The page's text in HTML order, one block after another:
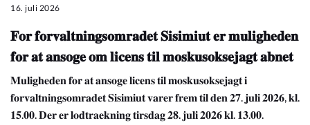
16. juli 2026
𝐅𝐨𝐫 𝐟𝐨𝐫𝐯𝐚𝐥𝐭𝐧𝐢𝐧𝐠𝐬𝐨𝐦𝐫𝐚𝐝𝐞𝐭 𝐒𝐢𝐬𝐢𝐦𝐢𝐮𝐭 𝐞𝐫 𝐦𝐮𝐥𝐢𝐠𝐡𝐞𝐝𝐞𝐧
𝐟𝐨𝐫 𝐚𝐭 𝐚𝐧𝐬𝐨𝐠𝐞 𝐨𝐦 𝐥𝐢𝐜𝐞𝐧𝐬 𝐭𝐢𝐥 𝐦𝐨𝐬𝐤𝐮𝐬𝐨𝐤𝐬𝐞𝐣𝐚𝐠𝐭 𝐚𝐛𝐧𝐞𝐭
𝐌𝐮𝐥𝐢𝐠𝐡𝐞𝐝𝐞𝐧 𝐟𝐨𝐫 𝐚𝐭 𝐚𝐧𝐬𝐨𝐠𝐞 𝐥𝐢𝐜𝐞𝐧𝐬 𝐭𝐢𝐥 𝐦𝐨𝐬𝐤𝐮𝐬𝐨𝐤𝐬𝐞𝐣𝐚𝐠𝐭 𝐢
𝐟𝐨𝐫𝐯𝐚𝐥𝐭𝐧𝐢𝐧𝐠𝐬𝐨𝐦𝐫𝐚𝐝𝐞𝐭 𝐒𝐢𝐬𝐢𝐦𝐢𝐮𝐭 𝐯𝐚𝐫𝐞𝐫 𝐟𝐫𝐞𝐦 𝐭𝐢𝐥 𝐝𝐞𝐧 𝟐𝟕. 𝐣𝐮𝐥𝐢 𝟐𝟎𝟐𝟔, 𝐤𝐥.
𝟏𝟓.𝟎𝟎. 𝐃𝐞𝐫 𝐞𝐫 𝐥𝐨𝐝𝐭𝐫𝐚𝐞𝐤𝐧𝐢𝐧𝐠 𝐭𝐢𝐫𝐬𝐝𝐚𝐠 𝟐𝟖. 𝐣𝐮𝐥𝐢 𝟐𝟎𝟐𝟔 𝐤𝐥. 𝟏𝟑.𝟎𝟎.